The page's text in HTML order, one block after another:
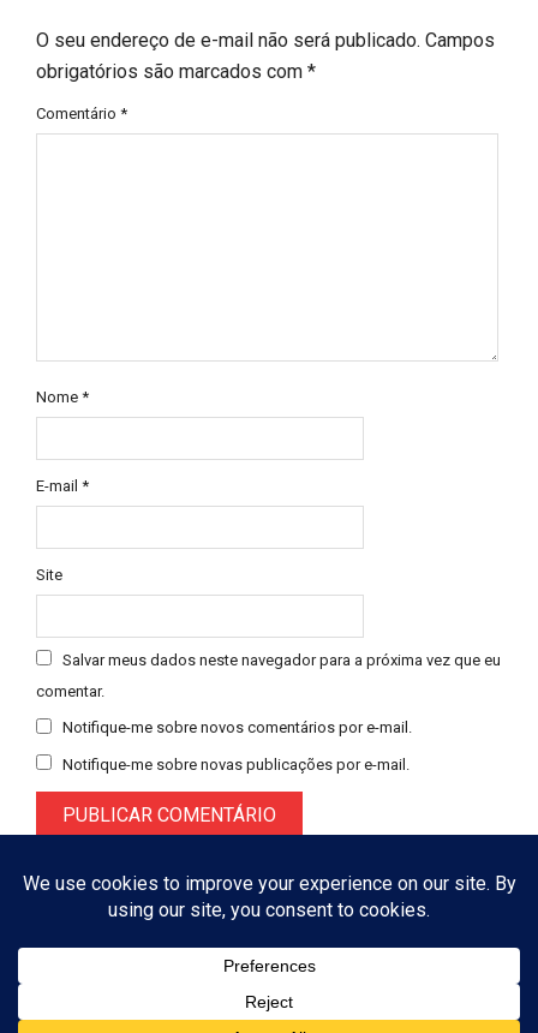
O seu endereço de e-mail não será publicado. Campos
obrigatórios são marcados com *
Comentário *
Nome *
E-mail *
Site
Salvar meus dados neste navegador para a próxima vez que eu
comentar.
Notifique-me sobre novos comentários por e-mail.
Notifique-me sobre novas publicações por e-mail.
Magazine Booster. Powered by